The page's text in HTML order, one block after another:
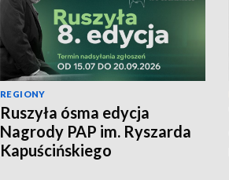
REGIONY
Ruszyła ósma edycja
Nagrody PAP im. Ryszarda
Kapuścińskiego